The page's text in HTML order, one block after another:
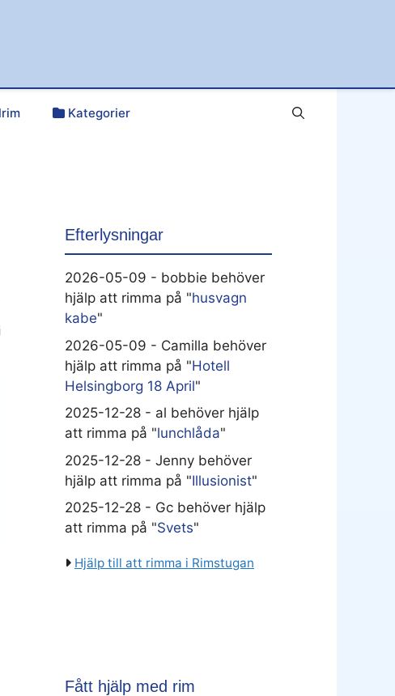
Kategorier
Efterlysningar
2026-05-09 - bobbie behöver
hjälp att rimma på "husvagn
kabe"
2026-05-09 - Camilla behöver
hjälp att rimma på "Hotell
Helsingborg 18 April"
2025-12-28 - al behöver hjälp
att rimma på "lunchlåda"
2025-12-28 - Jenny behöver
hjälp att rimma på "Illusionist"
2025-12-28 - Gc behöver hjälp
att rimma på "Svets"
Hjälp till att rimma i Rimstugan
Fått hjälp med rim